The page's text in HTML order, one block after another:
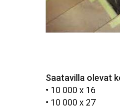
Saatavilla olevat
• 10 000 x 16
• 10 000 x 27